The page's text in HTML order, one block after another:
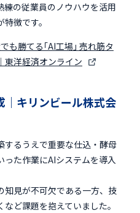
の従業員のノウハウを活用
徴です。
も勝てる｢AI工場｣ 売れ筋タ
東洋経済オンライン
｜キリンビール株式会
するうえで重要な仕込・酵母
た作業にAIシステムを導入
知見が不可欠である一方、技
ど課題を抱えていました。